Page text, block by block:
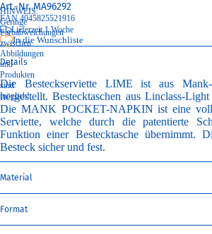
HINWEIS:
Geringe
Farbabweichungen
zwischen
Abbildungen
und
Produkten
sind
möglich!
Art.-Nr.MA96292
EAN 4045825521916
Lieferzeit 1 Woche
In die Wunschliste
Details
Die Besteckserviette LIME ist aus Mank-
hergestellt. Bestecktaschen aus Linclass-
Die MANK POCKET-NAPKIN ist eine
Serviette, welche durch die patentierte
Funktion einer Bestecktasche übernimmt.
Besteck sicher und fest.
Material
Format